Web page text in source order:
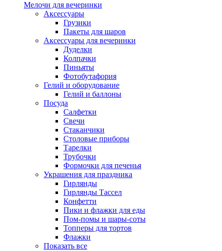
Мелочи для вечеринки
Аксессуары
Грузики
Пакеты для шаров
Аксессуары для вечеринки
Дуделки
Колпачки
Пиньяты
Фотобутафория
Гелий и оборудование
Гелий и баллоны
Посуда
Салфетки
Свечи
Стаканчики
Столовые приборы
Тарелки
Трубочки
Формочки для печенья
Украшения для праздника
Гирлянды
Гирлянды Тассел
Конфетти
Пики и флажки для еды
Пом-помы и шары-соты
Топперы для тортов
Флажки
Показать все